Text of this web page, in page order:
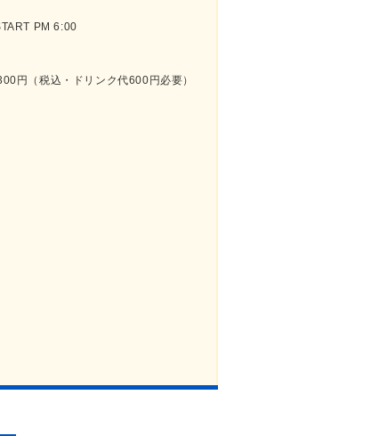
PM 6:00
円（税込・ドリンク代600円必要）